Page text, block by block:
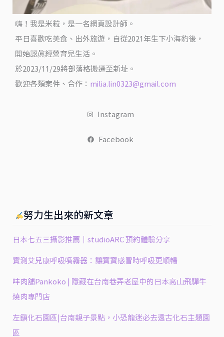
嗨！我是米粒，是一名網頁設計師。
平日喜歡吃美食、出外旅遊，自從2021年生下小海豹後，
開始認真經營育兒生活。
於2023/11/29將部落格搬遷至新址。
歡迎各類案件、合作： milia.lin0323@gmail.com
Instagram
Facebook
努力生出來的新文章
日本七五三攝影推薦｜studioARC 預約體驗分享
實測艾兒康呼吸噴霧器：讓寶寶感冒時呼吸更順暢
㕩肉舖Pankoko | 隱藏在台南巷弄老屋中的日本高山飛驒牛
燒肉專門店
左鎮化石園區|台南親子景點，小恐龍迷必去遠古化石主題園
區